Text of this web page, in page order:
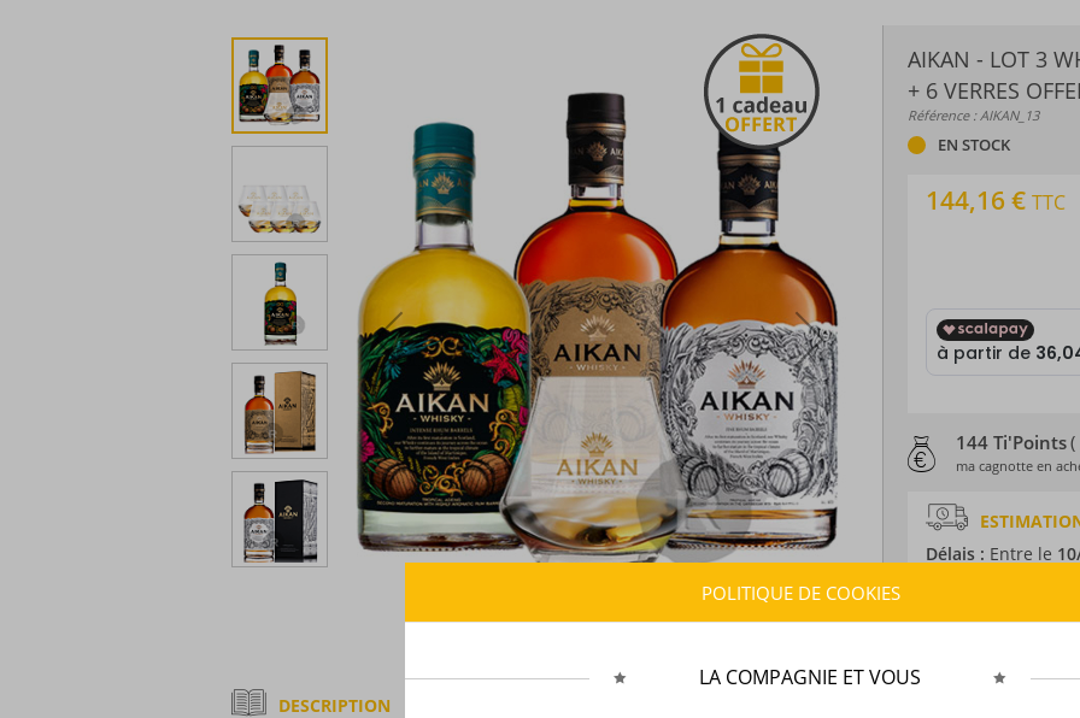
AIKAN - LOT 3
+ 6 VERRES
Référence : AIKAN_13
EN STOCK
144,16 € TTC
144 Ti'Points
ma cagnotte en
Délais : Entre le
Type d’alcool :
DESCRIPTION
POLITIQUE DE COOKIES
LA COMPAGNIE ET VOUS